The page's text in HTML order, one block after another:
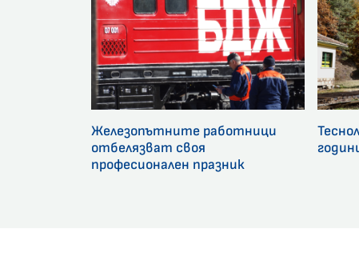
Железопътните работници
отбелязват своя
професионален празник